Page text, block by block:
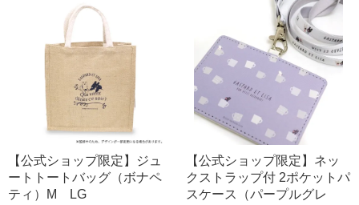
【公式ショップ限定】ジュ
ートトートバッグ（ボナペ
ティ）M LG
【公式ショップ限定】ネッ
クストラップ付 2ポケットパ
スケース（パープルグレ